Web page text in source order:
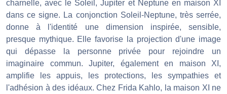
charnelle, avec le Soleil, Jupiter et Neptune en maison XI
dans ce signe. La conjonction Soleil-Neptune, très serrée,
donne à l'identité une dimension inspirée, sensible,
presque mythique. Elle favorise la projection d'une image
qui dépasse la personne privée pour rejoindre un
imaginaire commun. Jupiter, également en maison XI,
amplifie les appuis, les protections, les sympathies et
l'adhésion à des idéaux. Chez Frida Kahlo, la maison XI ne